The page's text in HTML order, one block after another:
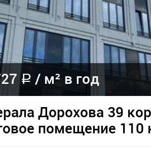
a / м² в год
Дорохова 39
помещение 110